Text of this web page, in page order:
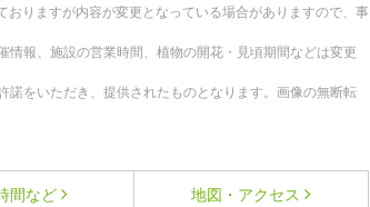
りますが内容が変更となっている場合がありますので、事
報、施設の営業時間、植物の開花・見頃期間などは変更
をいただき、提供されたものとなります。画像の無断転
間など 地図・アクセス